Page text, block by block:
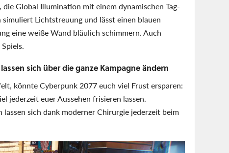
Global Illumination mit einem dynamischen Tag-
Lichtstreuung und lässt einen blauen
eine weiße Wand bläulich schimmern. Auch
sich über die ganze Kampagne ändern
könnte Cyberpunk 2077 euch viel Frust ersparen:
jederzeit euer Aussehen frisieren lassen.
sich dank moderner Chirurgie jederzeit beim